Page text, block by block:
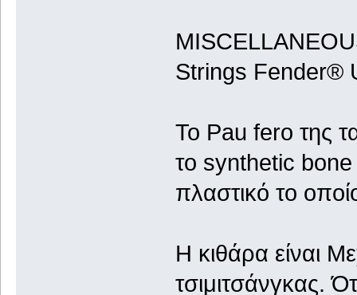
Strings Fender®
Το Pau fero της
το synthetic bone
πλαστικό το
Η κιθάρα είναι
τσιμιτσάνγκας.